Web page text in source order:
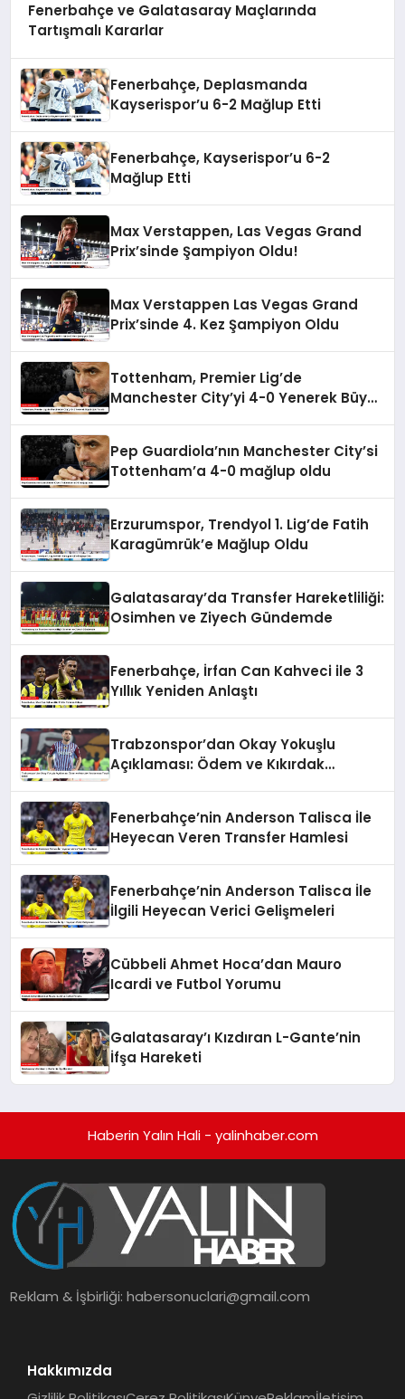
Fenerbahçe ve Galatasaray Maçlarında
Tartışmalı Kararlar
Fenerbahçe, Deplasmanda
Kayserispor’u 6-2 Mağlup Etti
Fenerbahçe, Kayserispor’u 6-2
Mağlup Etti
Max Verstappen, Las Vegas Grand
Prix’sinde Şampiyon Oldu!
Max Verstappen Las Vegas Grand
Prix’sinde 4. Kez Şampiyon Oldu
Tottenham, Premier Lig’de
Manchester City’yi 4-0 Yenerek Büyük
Pep Guardiola’nın Manchester City’si
Tottenham’a 4-0 mağlup oldu
Erzurumspor, Trendyol 1. Lig’de Fatih
Karagümrük’e Mağlup Oldu
Galatasaray’da Transfer Hareketliliği:
Osimhen ve Ziyech Gündemde
Fenerbahçe, İrfan Can Kahveci ile 3
Yıllık Yeniden Anlaştı
Trabzonspor’dan Okay Yokuşlu
Açıklaması: Ödem ve Kıkırdak
Fenerbahçe’nin Anderson Talisca İle
Heyecan Veren Transfer Hamlesi
Fenerbahçe’nin Anderson Talisca İle
İlgili Heyecan Verici Gelişmeleri
Cübbeli Ahmet Hoca’dan Mauro
Icardi ve Futbol Yorumu
Galatasaray’ı Kızdıran L-Gante’nin
İfşa Hareketi
Haberin Yalın Hali - yalinhaber.com
Reklam & İşbirliği:habersonuclari@gmail.com
Hakkımızda